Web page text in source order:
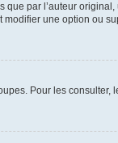
par l’auteur
une option ou
Pour les